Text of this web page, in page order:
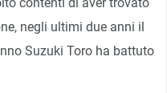
contenti di aver trovato
negli ultimi due anni il
Suzuki Toro ha battuto